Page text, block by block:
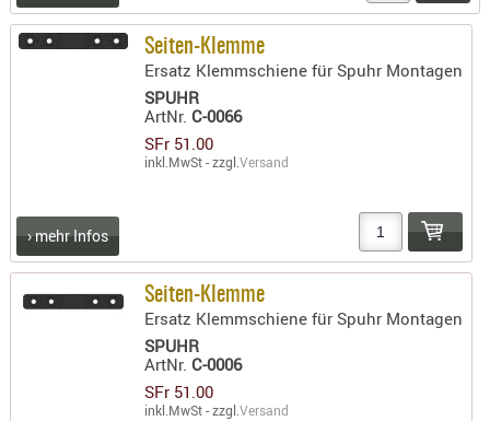
Seiten-Klemme
Ersatz Klemmschiene für Spuhr Montagen
SPUHR
ArtNr.C-0066
SFr 51.00
inkl.MwSt - zzgl.Versand
› mehr Infos
Seiten-Klemme
Ersatz Klemmschiene für Spuhr Montagen
SPUHR
ArtNr.C-0006
SFr 51.00
inkl.MwSt - zzgl.Versand